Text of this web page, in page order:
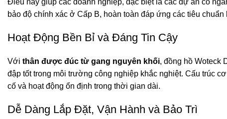
Điều này giúp các doanh nghiệp, đặc biệt là các dự án có
bảo độ chính xác ở Cấp B, hoàn toàn đáp ứng các tiêu
Hoạt Động Bền Bỉ và Đáng Tin Cậy
Với thân được đúc từ gang nguyên khối, đồng hồ Woteck
đập tốt trong môi trường công nghiệp khắc nghiệt. Cấu trúc
cố và hoạt động ổn định trong thời gian dài.
Dễ Dàng Lắp Đặt, Vận Hành và Bảo Trì